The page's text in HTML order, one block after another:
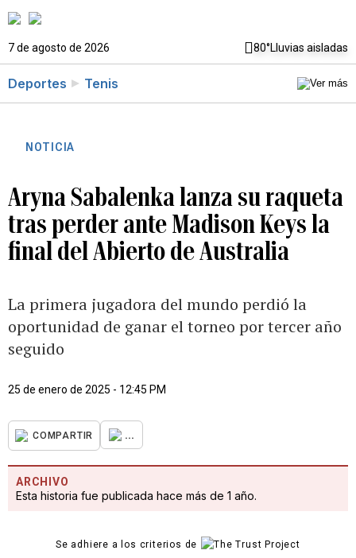
7 de agosto de 2026 80°Lluvias aisladas
Deportes Tenis
NOTICIA
Aryna Sabalenka lanza su raqueta
tras perder ante Madison Keys la
final del Abierto de Australia
La primera jugadora del mundo perdió la
oportunidad de ganar el torneo por tercer año
seguido
25 de enero de 2025 - 12:45 PM
COMPARTIR ...
ARCHIVO
Esta historia fue publicada hace más de 1 año.
Se adhiere a los criterios de